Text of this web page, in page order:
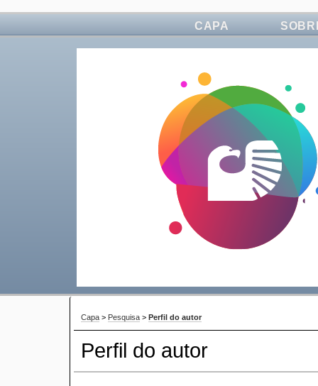
CAPA
Capa > Pesquisa > Perfil do autor
Perfil do autor